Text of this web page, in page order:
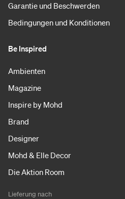
Garantie und Beschwerden
Bedingungen und Konditionen
Be Inspired
Ambienten
Magazine
Inspire by Mohd
Brand
Designer
Mohd & Elle Decor
Die Aktion Room
Lieferung nach